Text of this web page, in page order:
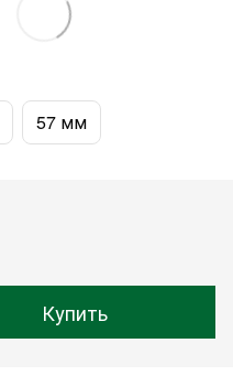
57 мм
Купить